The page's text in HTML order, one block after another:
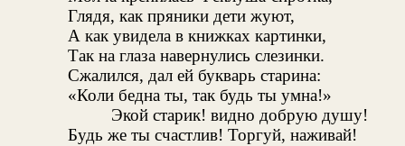
Глядя, как пряники дети жуют,
А как увидела в книжках картинки,
Так на глаза навернулись слезинки.
Сжалился, дал ей букварь старина:
«Коли бедна ты, так будь ты умна!»
Экой старик! видно добрую душу!
Будь же ты счастлив! Торгуй, наживай!